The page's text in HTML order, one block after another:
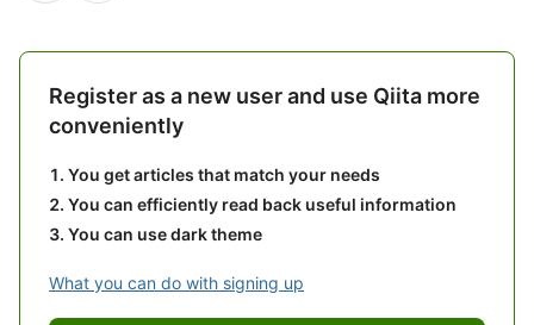
Register as a new user and use Qiita more
conveniently
You get articles that match your needs
You can efficiently read back useful information
You can use dark theme
What you can do with signing up